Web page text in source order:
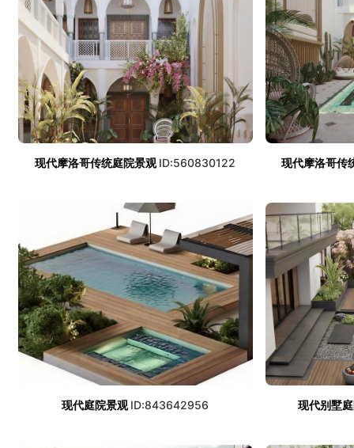
现代摩洛哥传统庭院景观 ID:560830122
现代庭院景观 ID:843642956 现代别墅